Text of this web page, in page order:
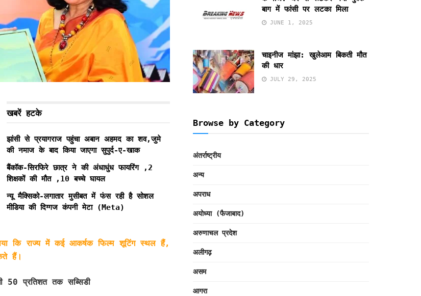
खबरें हटके
झांसी से प्रयागराज पहुंचा अबान अहमद का शव,जुमे
की नमाज के बाद किया जाएगा सुपुर्द-ए-खाक
बैंकॉक-सिरफिरे छात्र ने की अंधाधुंध फायरिंग ,2
शिक्षकों की मौत ,10 बच्चे घायल
न्यू मैक्सिको-लगातार मुसीबत में फंस रही है सोशल
मीडिया की दिग्गज कंपनी मेटा (Meta)
कि राज्य में कई आकर्षक फिल्म शूटिंग स्थल हैं,
हैं।
50 प्रतिशत तक सब्सिडी
बाग में फांसी पर लटका मिला
JUNE 1, 2025
चाइनीज मांझा: खुलेआम बिकती मौत
की धार
JULY 29, 2025
Browse by Category
अंतर्राष्ट्रीय
अन्य
अपराध
अयोध्या (फैजाबाद)
अरुणाचल प्रदेश
अलीगढ़
असम
आगरा